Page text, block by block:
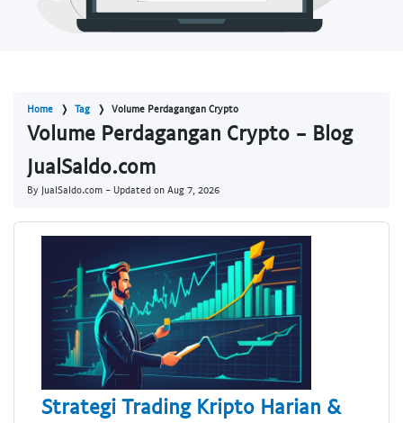
Home Tag Volume Perdagangan Crypto
Volume Perdagangan Crypto - Blog
JualSaldo.com
By JualSaldo.com - Updated on Aug 7, 2026
Strategi Trading Kripto Harian &